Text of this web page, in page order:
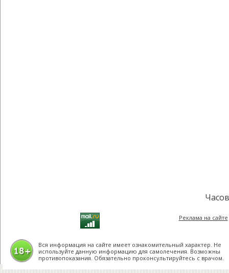
Реклама на сайте
Вся информация на сайте имеет ознакомительный характер. Не
используйте данную информацию для самолечения. Возможны
противопоказания. Обязательно проконсультируйтесь с врачом.